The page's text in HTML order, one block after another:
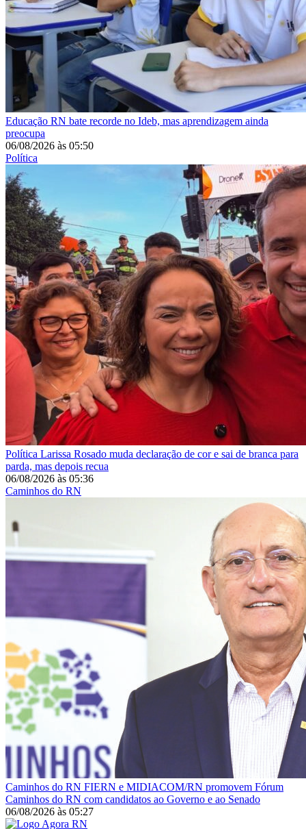
Educação RN bate recorde no Ideb, mas aprendizagem ainda
preocupa
06/08/2026 às 05:50
Política
Política Larissa Rosado muda declaração de cor e sai de branca para
parda, mas depois recua
06/08/2026 às 05:36
Caminhos do RN
Caminhos do RN FIERN e MIDIACOM/RN promovem Fórum
Caminhos do RN com candidatos ao Governo e ao Senado
06/08/2026 às 05:27